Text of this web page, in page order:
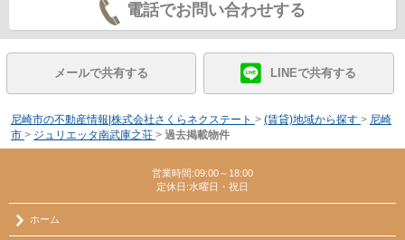
電話でお問い合わせする
メールで共有する LINEで共有する
尼崎市の不動産情報|株式会社さくらネクステート > (賃貸)地域から探す > 尼崎
市 > ジュリエッタ南武庫之荘 > 過去掲載物件
営業時間:09:00～18:00
定休日:水曜日・祝日
ホーム